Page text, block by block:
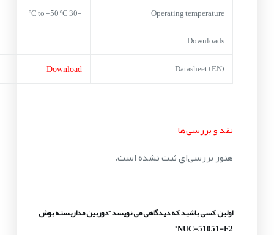
Operating temperature
-30 ºC to +50 ºC
Downloads
Datasheet (EN)
Download
نقد و بررسی‌ها
هنوز بررسی‌ای ثبت نشده است.
اولین کسی باشید که دیدگاهی می نویسد “دوربین مداربسته بوش
NUC-51051-F2”